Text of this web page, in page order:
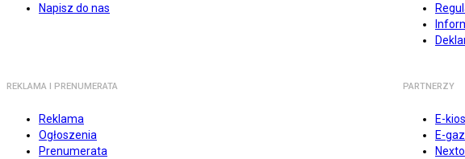
Napisz do nas
REKLAMA I PRENUMERATA
Reklama
Ogłoszenia
Prenumerata
PARTNERZY
E-
E-